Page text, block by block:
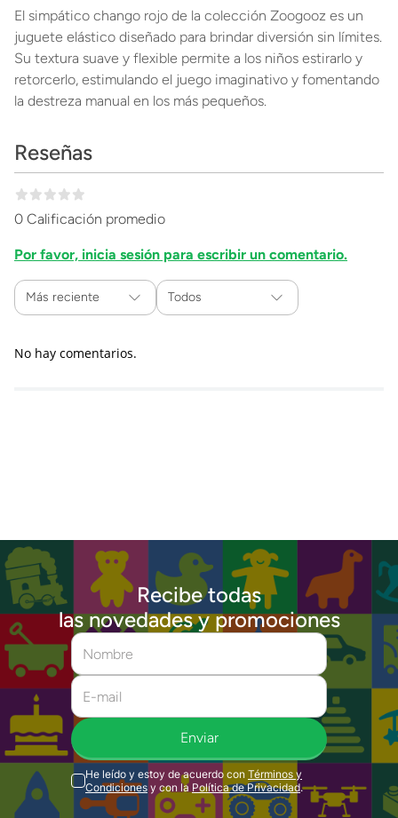
El simpático chango rojo de la colección Zoogooz es un
juguete elástico diseñado para brindar diversión sin límites.
Su textura suave y flexible permite a los niños estirarlo y
retorcerlo, estimulando el juego imaginativo y fomentando
la destreza manual en los más pequeños.
Reseñas
0 Calificación promedio
Por favor, inicia sesión para escribir un comentario.
Más reciente Todos
No hay comentarios.
Recibe todas
las novedades y promociones
Enviar
He leído y estoy de acuerdo con Términos y
Condiciones y con la Política de Privacidad.